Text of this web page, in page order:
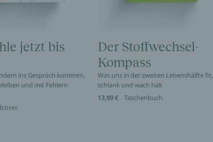
jetzt bis
ins Gespräch kommen,
und mit Fehlern
Der Stoffwechsel-
Kompass
Was uns in der zweiten Lebenshälfte fit,
schlank und wach hält
13,99 €
Taschenbuch